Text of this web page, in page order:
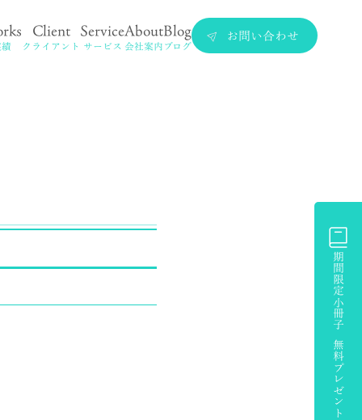
Client
クライアント
Service
サービス
About
会社案内
Blog
ブログ お問い合わせ
期間限定小冊子 無料プレゼント